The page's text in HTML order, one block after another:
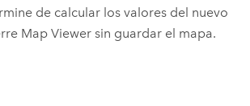
de calcular los valores del nuevo
Map Viewersin guardar el mapa.